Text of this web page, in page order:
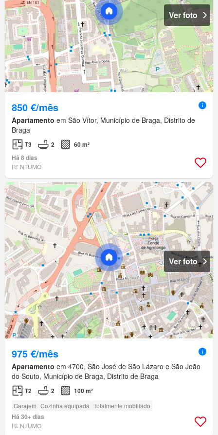
Ver foto
850 €/mês
Apartamento em São Vítor, Município de Braga, Distrito de
Braga
T3 2
60 m²
Há 8 dias
RENTUMO
Ver foto
975 €/mês
Apartamento em 4700, São José de São Lázaro e São João
do Souto, Município de Braga, Distrito de Braga
T2 2 100 m²
Garajem Cozinha equipada Totalmente mobiliado
Há 30+ dias
RENTUMO